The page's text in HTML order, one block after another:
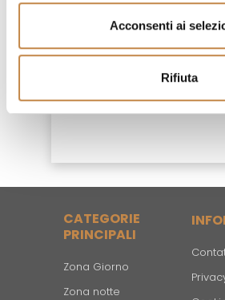
Acconsenti ai
Rifiuta
* i campi
l'asterisco sono
CATEGORIE
PRINCIPALI
Zona Giorno
Zona notte